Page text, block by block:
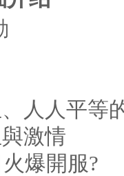
人人平等
激情
爆開服?